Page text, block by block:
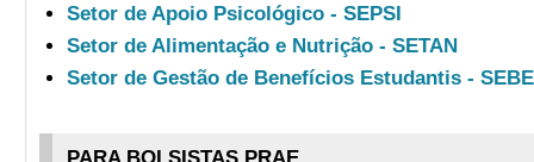
Setor de Apoio Psicológico - SEPSI
Setor de Alimentação e Nutrição - SETAN
Setor de Gestão de Benefícios Estudantis -